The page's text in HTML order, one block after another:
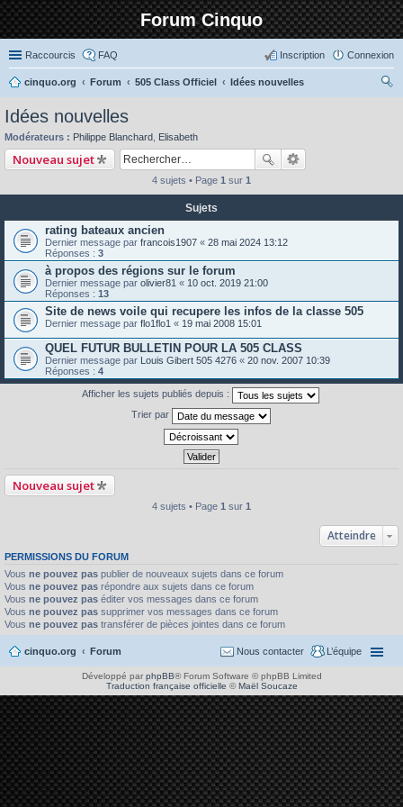
Forum Cinquo
Raccourcis FAQ Connexion
Inscription
cinquo.org Forum 505 Class Officiel
Idées nouvelles
Idées nouvelles
Modérateurs : Philippe Blanchard Elisabeth
Nouveau sujet
4 sujets • Page 1 sur 1
Sujets
rating bateaux ancien
Dernier message par francois1907 « 28 mai 2024 13:12
Réponses : 3
à propos des régions sur le forum
Dernier message par olivier81 « 10 oct. 2019 21:00
Réponses : 13
Site de news voile qui recupere les infos de la classe 505
Dernier message par flo1flo1 « 19 mai 2008 15:01
QUEL FUTUR BULLETIN POUR LA 505 CLASS
Dernier message par Louis Gibert 505 4276 « 20 nov. 2007 10:39
Réponses : 4
Afficher les sujets publiés depuis :
Trier par
Nouveau sujet
4 sujets • Page 1 sur 1
Atteindre
PERMISSIONS DU FORUM
Vous ne pouvez pas publier de nouveaux sujets dans ce forum
Vous ne pouvez pas répondre aux sujets dans ce forum
Vous ne pouvez pas éditer vos messages dans ce forum
Vous ne pouvez pas supprimer vos messages dans ce forum
Vous ne pouvez pas transférer de pièces jointes dans ce forum
cinquo.org Forum L’équipe
Nous contacter
Développé par phpBB® Forum Software © phpBB Limited
Traduction française officielle ©Maël Soucaze